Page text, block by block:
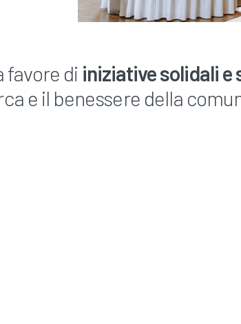
favore di iniziative solidali
e il benessere della